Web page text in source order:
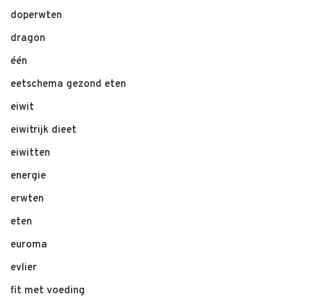
doperwten
dragon
één
eetschema gezond eten
eiwit
eiwitrijk dieet
eiwitten
energie
erwten
eten
euroma
evlier
fit met voeding